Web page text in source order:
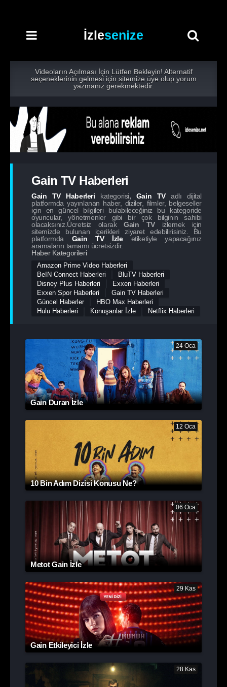
İzlesenize
Videoların Açılması İçin Lütfen Bekleyin! Alternatif
seçeneklerinin gelmesi için sitemize üye olup yorum
yazmanız gerekmektedir.
Gain TV Haberleri
Gain TV Haberleri kategorisi, Gain TVadlı dijital
platformda yayınlanan haber, diziler, filmler, belgeseller
için en güncel bilgileri bulabileceğiniz bu kategoride
oyuncular, yönetmenler gibi bir çok bilginin sahibi
olacaksınız.Ücretsiz olarakGain TV izlemek için
sitemizde bulunan içerikleri ziyaret edebilirisiniz. Bu
platformda Gain TVİzleetiketiyle yapacağınız
aramaların tamamı ücretsizdir.
Haber Kategorileri
Amazon Prime Video Haberleri
BeIN Connect Haberleri
BluTV Haberleri
Disney Plus Haberleri
Exxen Haberleri
Exxen Spor Haberleri
Gain TV Haberleri
Güncel Haberler
HBO Max Haberleri
Hulu Haberleri
Konuşanlar İzle Netflix Haberleri
24 Oca
Gain Duran İzle
12 Oca
10 Bin Adım Dizisi Konusu Ne?
06 Oca
Metot Gain İzle
29 Kas
Gain Etkileyici İzle
28 Kas